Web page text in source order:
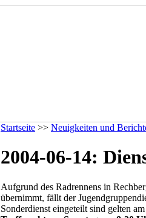
Startseite >> Neuigkeiten und
2004-06-14:
Aufgrund des Radrennens in
übernimmt, fällt der
Sonderdienst eingeteilt sind gelten